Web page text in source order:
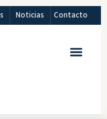
Noticias Contacto